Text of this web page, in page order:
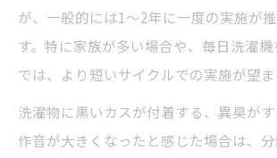
が、一般的には1〜2年に一度の実施が
す。特に家族が多い場合や、毎日洗濯
では、より短いサイクルでの実施が望ま
洗濯物に黒いカスが付着する、異臭が
作音が大きくなったと感じた場合は、